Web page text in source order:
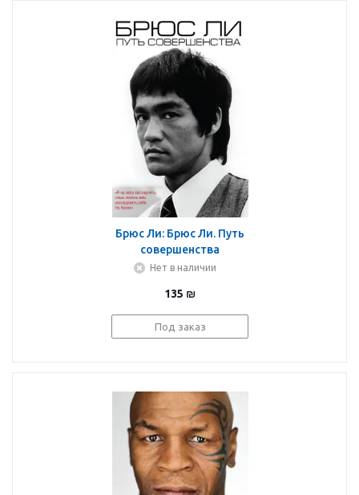
Брюс Ли: Брюс Ли. Путь
совершенства
Нет в наличии
135 ₪
Под заказ